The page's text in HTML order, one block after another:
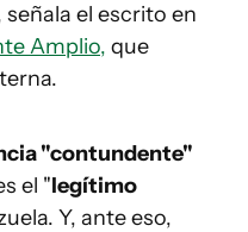
señala el escrito en
Amplio, que
"contundente"
el "legítimo
Y, ante eso,